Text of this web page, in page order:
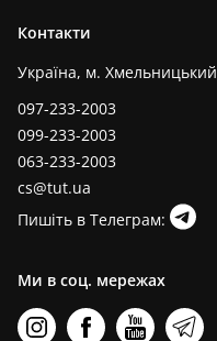
Контакти
Україна, м. Хмельницький
097-233-2003
099-233-2003
063-233-2003
cs@tut.ua
Пишіть в Телеграм:
Ми в соц. мережах